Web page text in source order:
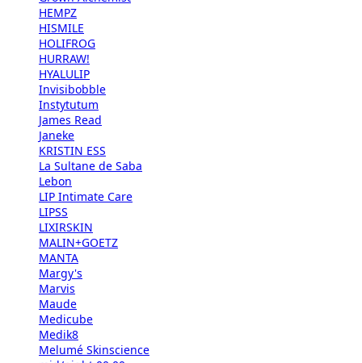
HEMPZ
HISMILE
HOLIFROG
HURRAW!
HYALULIP
Invisibobble
Instytutum
James Read
Janeke
KRISTIN ESS
La Sultane de Saba
Lebon
LIP Intimate Care
LIPSS
LIXIRSKIN
MALIN+GOETZ
MANTA
Margy's
Marvis
Maude
Medicube
Medik8
Melumé Skinscience